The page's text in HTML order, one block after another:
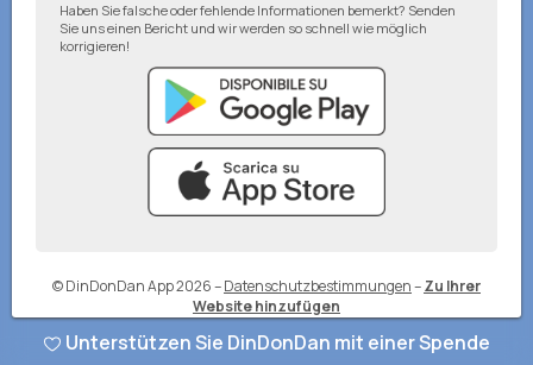
Haben Sie falsche oder fehlende Informationen bemerkt? Senden
Sie uns einen Bericht und wir werden so schnell wie möglich
korrigieren!
© DinDonDan App 2026–Datenschutzbestimmungen–Zu Ihrer
Website hinzufügen
Unterstützen Sie DinDonDan mit einer Spende